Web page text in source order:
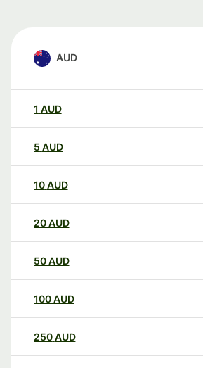
AUD
1 AUD
5 AUD
10AUD
20AUD
50AUD
100AUD
250AUD